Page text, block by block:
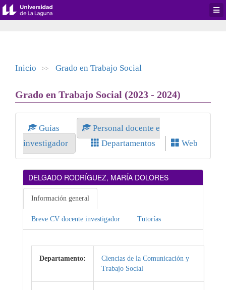
Inicio >> Grado en Trabajo Social
Grado en Trabajo Social (2023 - 2024)
Guías
Personal docente e
investigador
Departamentos Web
DELGADO RODRÍGUEZ, MARÍA DOLORES
Información general
Breve CV docente investigador Tutorías
Departamento:
Ciencias de la Comunicación y
Trabajo Social